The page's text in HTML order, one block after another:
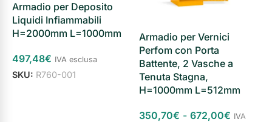
Armadio per Deposito
Liquidi Infiammabili
H=2000mm L=1000mm
497,48€ IVA esclusa
SKU: R760-001
Armadio per Vernici
Perfom con Porta
Battente, 2 Vasche a
Tenuta Stagna,
H=1000mm L=512mm
350,70€ - 672,00€ IVA